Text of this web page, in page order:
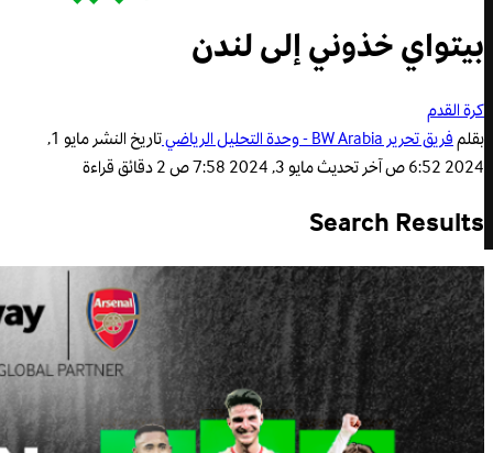
بيتواي خذوني إلى لندن
كرة القدم
بقلمفريق تحرير BW Arabia - وحدة التحليل الرياضي تاريخ النشر
مايو 1,
2024 6:52 ص
آخر تحديثمايو 3, 2024 7:58 ص 2 دقائق قراءة
Search Results